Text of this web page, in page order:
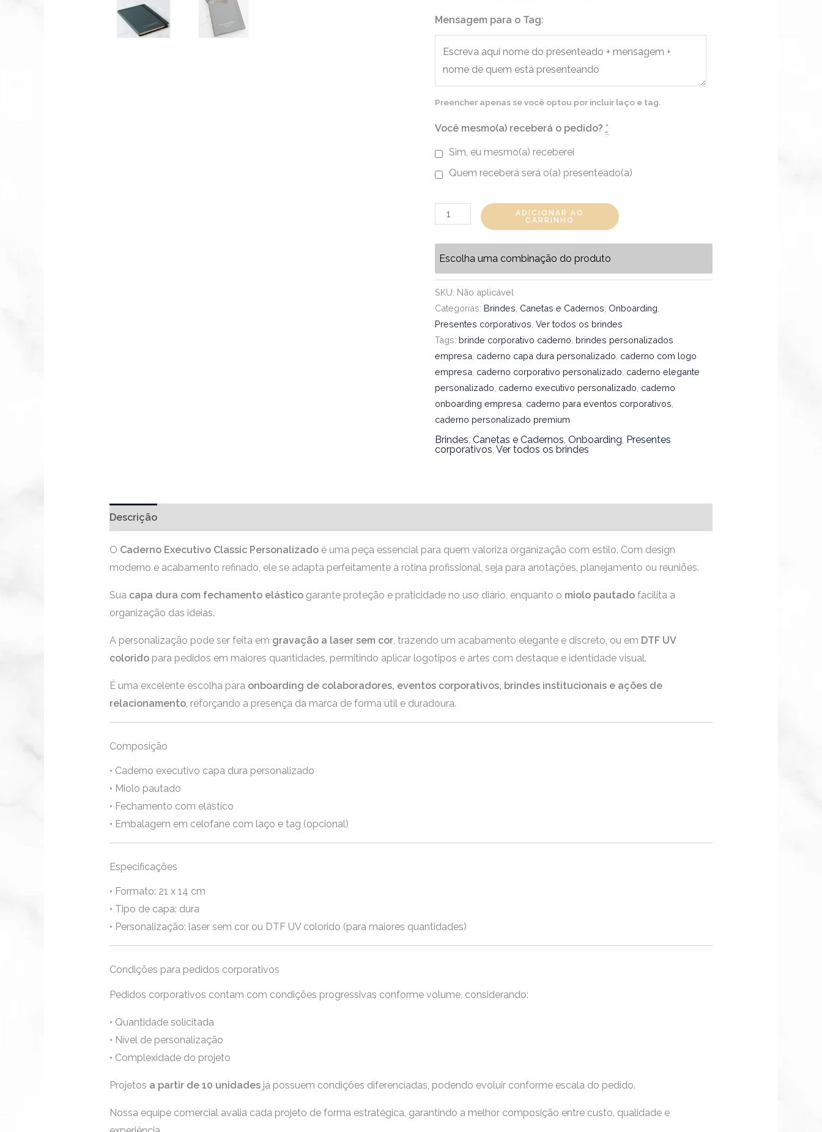
Mensagem para o Tag:
Preencher apenas se você optou por incluir laço e tag.
Você mesmo(a) receberá o pedido? *
Sim, eu mesmo(a) receberei
Quem receberá será o(a) presenteado(a)
ADICIONAR AO
CARRINHO
Escolha uma combinação do produto
SKU: Não aplicável
Categorias: Brindes, Canetas e Cadernos, Onboarding,
Presentes corporativos,Ver todos os brindes
Tags: brinde corporativo caderno, brindes personalizados
empresa, caderno capa dura personalizado, caderno com logo
empresa, caderno corporativo personalizado, caderno elegante
personalizado, caderno executivo personalizado, caderno
onboarding empresa, caderno para eventos corporativos,
caderno personalizado premium
Brindes,Canetas e Cadernos,Onboarding, Presentes
corporativos,Ver todos os brindes
Descrição
O Caderno Executivo Classic Personalizadoé uma peça essencial para quem valoriza organização com estilo. Com design
moderno e acabamento refinado, ele se adapta perfeitamente à rotina profissional, seja para anotações, planejamento ou reuniões.
Sua capa dura com fechamento elásticogarante proteção e praticidade no uso diário, enquanto o miolo pautadofacilita a
organização das ideias.
A personalização pode ser feita em gravação a laser sem cor, trazendo um acabamento elegante e discreto, ou em DTF UV
coloridopara pedidos em maiores quantidades, permitindo aplicar logotipos e artes com destaque e identidade visual.
É uma excelente escolha para onboarding de colaboradores, eventos corporativos, brindes institucionais e ações de
relacionamento, reforçando a presença da marca de forma útil e duradoura.
Composição
• Caderno executivo capa dura personalizado
• Miolo pautado
• Fechamento com elástico
• Embalagem em celofane com laço e tag (opcional)
Especificações
• Formato: 21 x 14 cm
• Tipo de capa: dura
• Personalização: laser sem cor ou DTF UV colorido (para maiores quantidades)
Condições para pedidos corporativos
Pedidos corporativos contam com condições progressivas conforme volume, considerando:
• Quantidade solicitada
• Nível de personalização
• Complexidade do projeto
Projetos a partir de 10 unidadesjá possuem condições diferenciadas, podendo evoluir conforme escala do pedido.
Nossa equipe comercial avalia cada projeto de forma estratégica, garantindo a melhor composição entre custo, qualidade e